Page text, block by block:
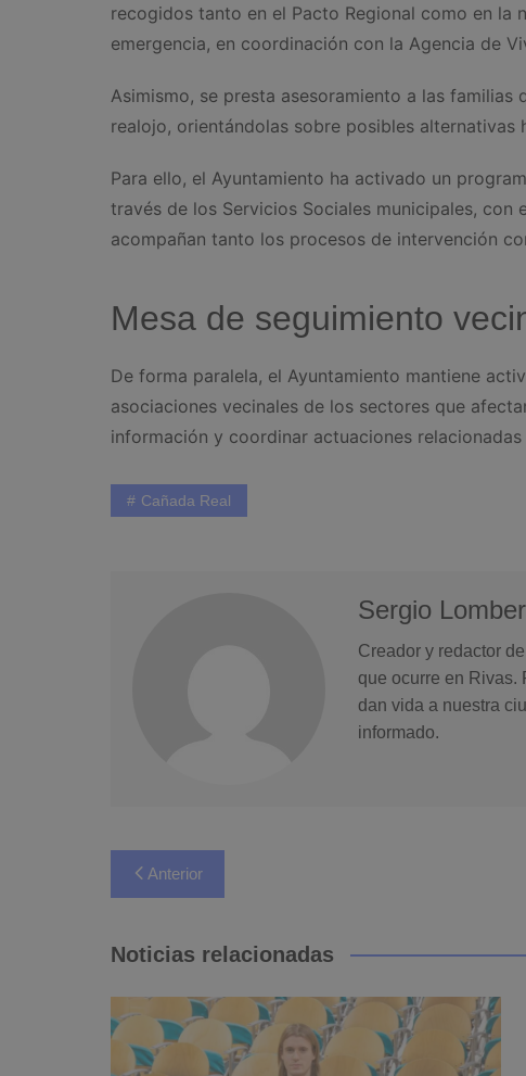
recogidos tanto en el Pacto Regional como en
emergencia, en coordinación con la Agencia de
Asimismo, se presta asesoramiento a las
realojo, orientándolas sobre posibles alternativas
Para ello, el Ayuntamiento ha activado un
través de los Servicios Sociales municipales, con
acompañan tanto los procesos de intervención
Mesa de seguimiento
De forma paralela, el Ayuntamiento mantiene
asociaciones vecinales de los sectores que
información y coordinar actuaciones
Cañada Real
Sergio
Creador y redactor
que ocurre en Rivas.
dan vida a nuestra
informado.
Navegación
de
entradas
Anterior
Noticias relacionadas